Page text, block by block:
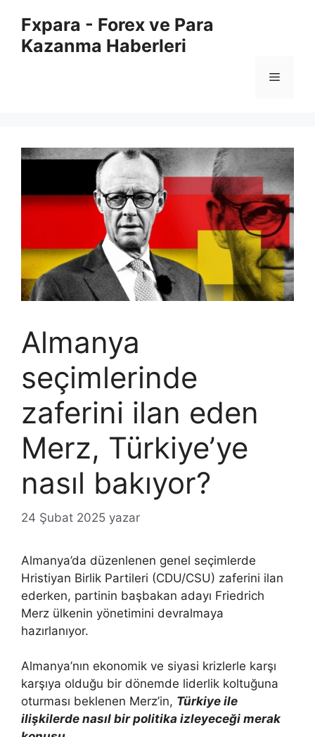
Fxpara - Forex ve Para
Kazanma Haberleri
Menü
Almanya
seçimlerinde
zaferini ilan eden
Merz, Türkiye’ye
nasıl bakıyor?
24 Şubat 2025 yazar
Almanya’da düzenlenen genel seçimlerde
Hristiyan Birlik Partileri (CDU/CSU) zaferini ilan
ederken, partinin başbakan adayı Friedrich
Merz ülkenin yönetimini devralmaya
hazırlanıyor.
Almanya’nın ekonomik ve siyasi krizlerle karşı
karşıya olduğu bir dönemde liderlik koltuğuna
oturması beklenen Merz’in, Türkiye ile
ilişkilerde nasıl bir politika izleyeceği merak